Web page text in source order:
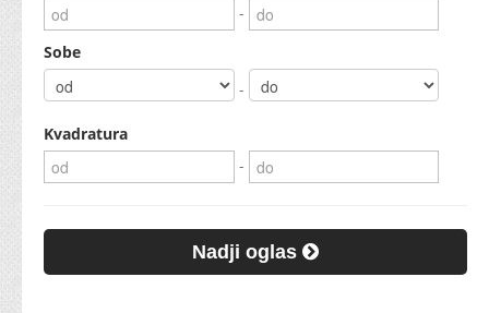
-
Sobe
-
Kvadratura
-
Nadji oglas